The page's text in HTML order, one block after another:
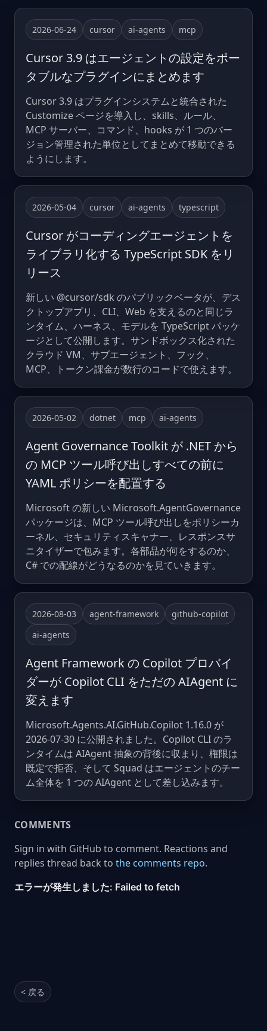
2026-06-24 cursor ai-agents mcp
Cursor 3.9 はエージェントの設定をポー
タブルなプラグインにまとめます
Cursor 3.9 はプラグインシステムと統合された
Customize ページを導入し、skills、ルール、
MCP サーバー、コマンド、hooks が 1 つのバー
ジョン管理された単位としてまとめて移動できる
ようにします。
2026-05-04 cursor ai-agents typescript
Cursor がコーディングエージェントを
ライブラリ化する TypeScript SDK をリ
リース
新しい @cursor/sdk のパブリックベータが、デス
クトップアプリ、CLI、Web を支えるのと同じラ
ンタイム、ハーネス、モデルを TypeScript パッケ
ージとして公開します。サンドボックス化された
クラウド VM、サブエージェント、フック、
MCP、トークン課金が数行のコードで使えます。
2026-05-02 dotnet mcp ai-agents
Agent Governance Toolkit が .NET から
の MCP ツール呼び出しすべての前に
YAML ポリシーを配置する
Microsoft の新しい Microsoft.AgentGovernance
パッケージは、MCP ツール呼び出しをポリシーカ
ーネル、セキュリティスキャナー、レスポンスサ
ニタイザーで包みます。各部品が何をするのか、
C# での配線がどうなるのかを見ていきます。
2026-08-03 agent-framework
github-copilot
ai-agents
Agent Framework の Copilot プロバイ
ダーが Copilot CLI をただの AIAgent に
変えます
Microsoft.Agents.AI.GitHub.Copilot 1.16.0 が
2026-07-30 に公開されました。Copilot CLI のラ
ンタイムは AIAgent 抽象の背後に収まり、権限は
既定で拒否、そして Squad はエージェントのチー
ム全体を 1 つの AIAgent として差し込みます。
COMMENTS
Sign in with GitHub to comment. Reactions and
replies thread back to the comments repo.
< 戻る